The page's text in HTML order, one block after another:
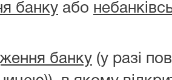
банку або
банку (у разі